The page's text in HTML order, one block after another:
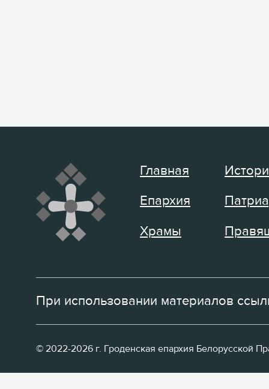
Главная
Епархия
Храмы
При использовании материалов
© 2022-2026 г. Гроденская епархия Белорусской